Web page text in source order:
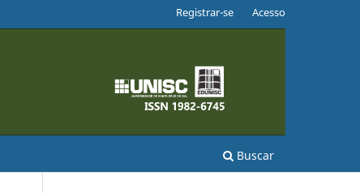
Buscar
Registrar-se Acesso